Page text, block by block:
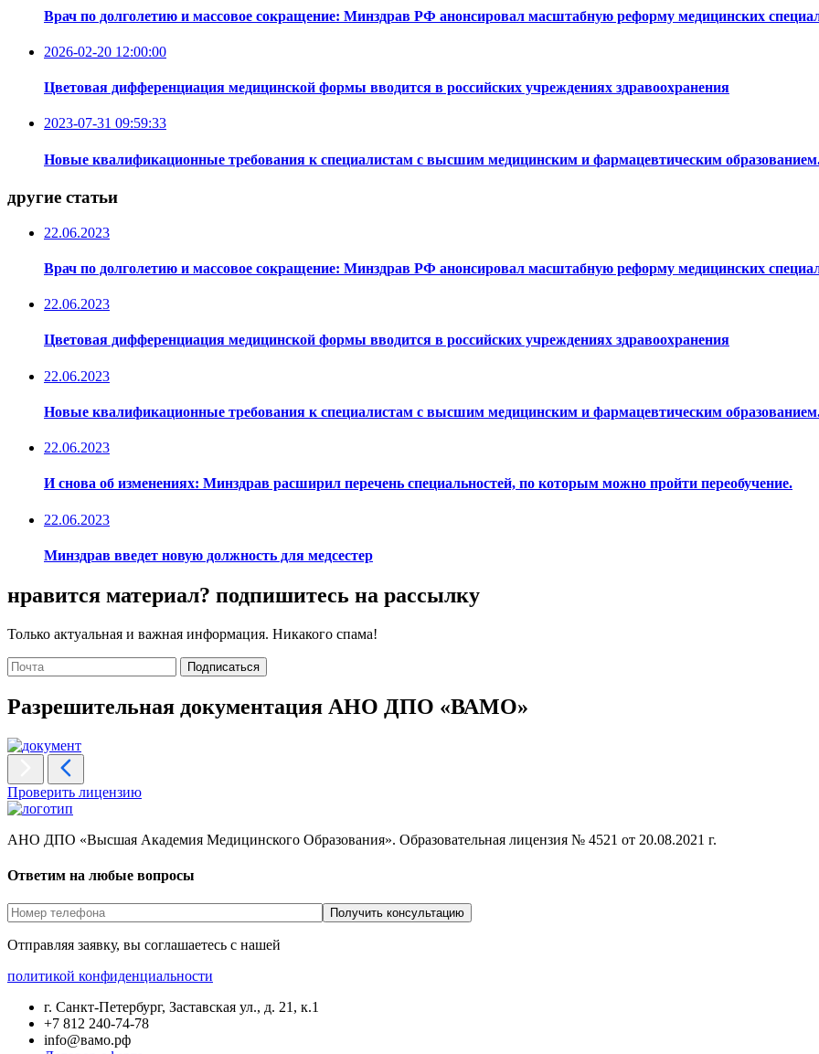
Врач по долголетию и массовое сокращение: Минздрав РФ анонсировал масштабную реформу медицинских
2026-02-20 12:00:00
Цветовая дифференциация медицинской формы вводится в российских учреждениях здравоохранения
2023-07-31 09:59:33
Новые квалификационные требования к специалистам с высшим медицинским и фармацевтическим
другие статьи
22.06.2023
Врач по долголетию и массовое сокращение: Минздрав РФ анонсировал масштабную реформу медицинских
22.06.2023
Цветовая дифференциация медицинской формы вводится в российских учреждениях здравоохранения
22.06.2023
Новые квалификационные требования к специалистам с высшим медицинским и фармацевтическим
22.06.2023
И снова об изменениях: Минздрав расширил перечень специальностей, по которым можно пройти переобучение.
22.06.2023
Минздрав введет новую должность для медсестер
нравится материал? подпишитесь на рассылку
Только актуальная и важная информация. Никакого спама!
Подписаться
Разрешительная документация АНО ДПО «ВАМО»
Проверить лицензию
АНО ДПО «Высшая Академия Медицинского Образования». Образовательная лицензия № 4521 от 20.08.2021 г.
Ответим на любые вопросы
Отправляя заявку, вы соглашаетесь с нашей
политикой конфиденциальности
г. Санкт-Петербург, Заставская ул., д. 21, к.1
+7 812 240-74-78
info@вамо.рф